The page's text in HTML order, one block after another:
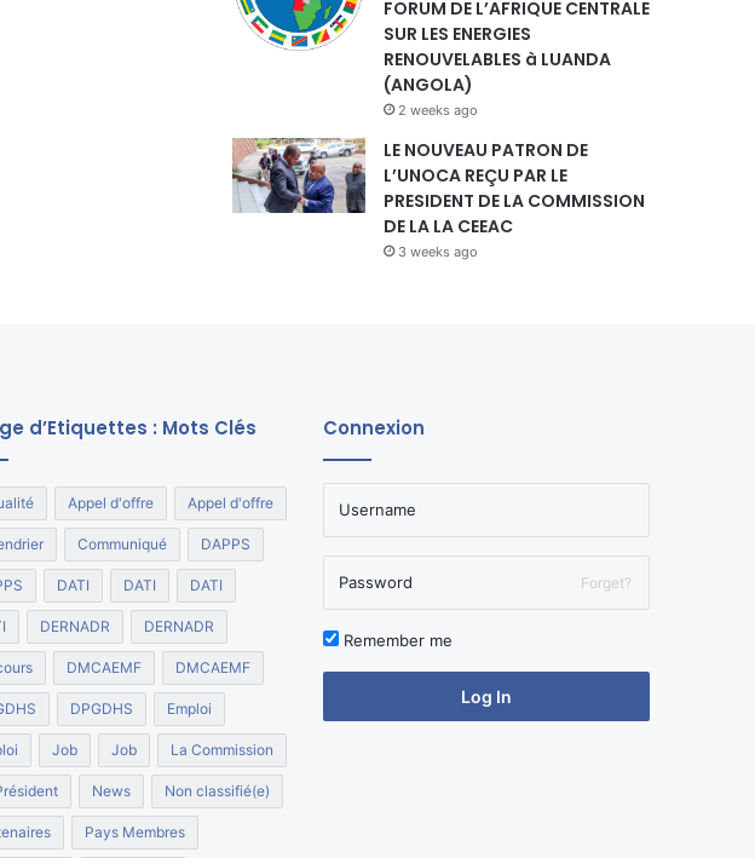
FORUM DE L’AFRIQUE CENTRALE
SUR LES ENERGIES
RENOUVELABLES à LUANDA
(ANGOLA)
2 weeks ago
LE NOUVEAU PATRON DE
L’UNOCA REÇU PAR LE
PRESIDENT DE LA COMMISSION
DE LA LA CEEAC
3 weeks ago
d’Etiquettes : Mots Clés
Appel d'offre Appel d'offre
Communiqué DAPPS
DATI DATI DATI
DERNADR DERNADR
DMCAEMF DMCAEMF
DPGDHS Emploi
Job Job La Commission
News Non classifié(e)
Pays Membres
Connexion
Forget?
Remember me
Log In